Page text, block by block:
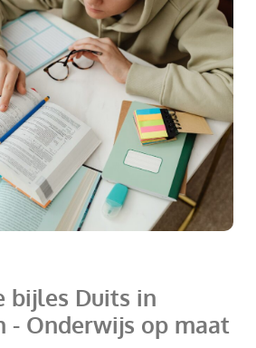
bijles Duits in
- Onderwijs op maat